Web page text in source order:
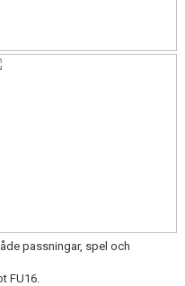
passningar, spel och
FU16.